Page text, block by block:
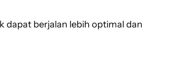
dapat berjalan lebih optimal dan